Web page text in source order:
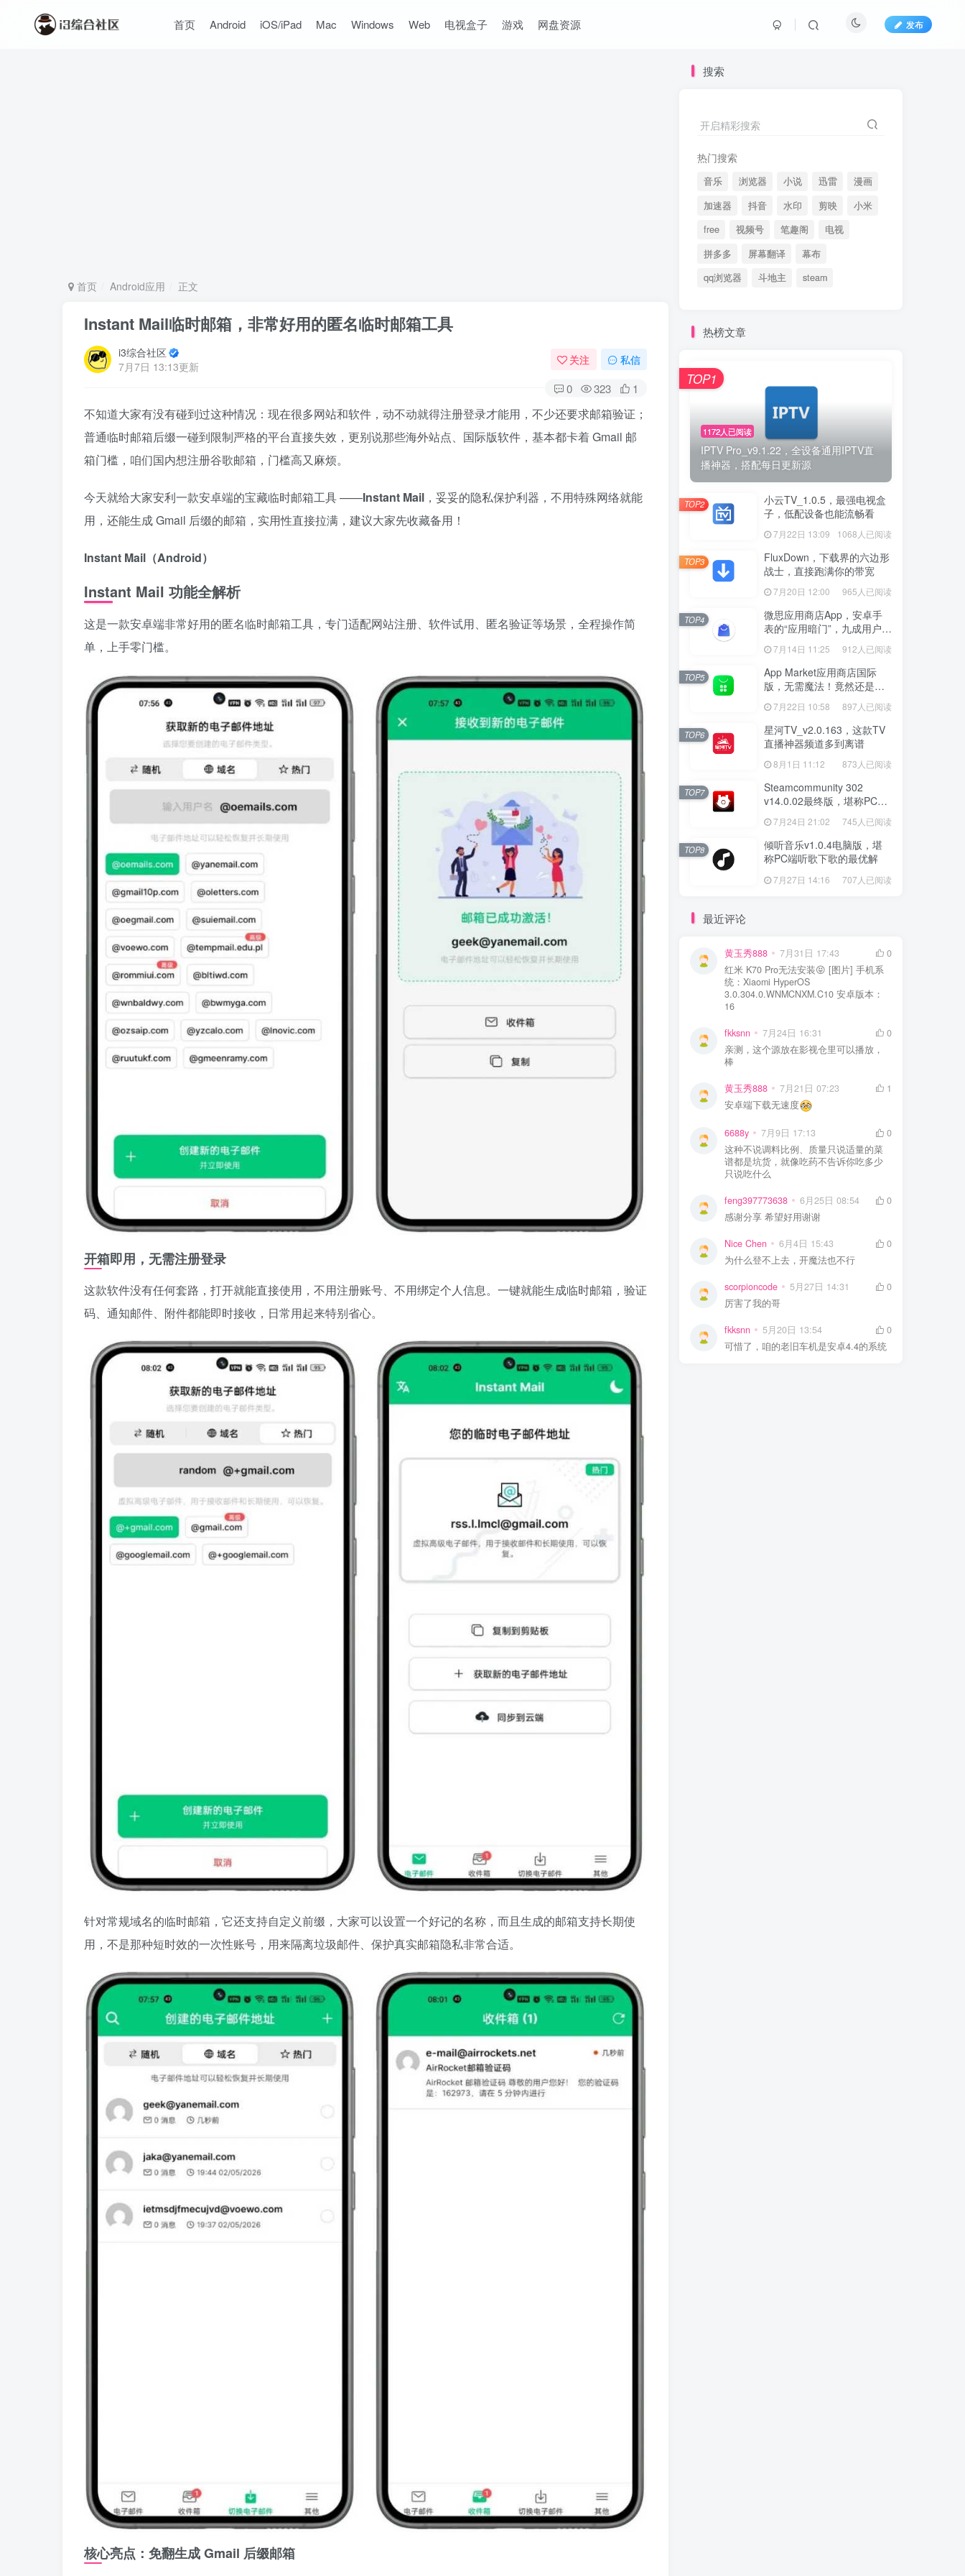
首页 Android iOS/iPad Mac Windows Web 电视盒子 游戏 网盘资源 发布
首页 Android应用 正文
Instant Mail临时邮箱，非常好用的匿名临时邮箱工具
i3综合社区
7月7日 13:13更新
关注 私信
0 323 1
不知道大家有没有碰到过这种情况：现在很多网站和软件，动不动就得注册登录才能用，不少还要求邮箱验证；
普通临时邮箱后缀一碰到限制严格的平台直接失效，更别说那些海外站点、国际版软件，基本都卡着 Gmail 邮
箱门槛，咱们国内想注册谷歌邮箱，门槛高又麻烦。
今天就给大家安利一款安卓端的宝藏临时邮箱工具 ——Instant Mail ，妥妥的隐私保护利器，不用特殊网络就能
用，还能生成 Gmail 后缀的邮箱，实用性直接拉满，建议大家先收藏备用！
Instant Mail（Android）
Instant Mail 功能全解析
这是一款安卓端非常好用的匿名临时邮箱工具，专门适配网站注册、软件试用、匿名验证等场景，全程操作简
单，上手零门槛。
开箱即用，无需注册登录
这款软件没有任何套路，打开就能直接使用，不用注册账号、不用绑定个人信息。一键就能生成临时邮箱，验证
码、通知邮件、附件都能即时接收，日常用起来特别省心。
针对常规域名的临时邮箱，它还支持自定义前缀，大家可以设置一个好记的名称，而且生成的邮箱支持长期使
用，不是那种短时效的一次性账号，用来隔离垃圾邮件、保护真实邮箱隐私非常合适。
核心亮点：免翻生成 Gmail 后缀邮箱
搜索
开启精彩搜索
热门搜索
音乐 浏览器 小说 迅雷
漫画
加速器
抖音 水印 剪映
小米
free
视频号 笔趣阁
电视
拼多多
屏幕翻译
幕布
qq浏览器
斗地主 steam
热榜文章
1172人已阅读
IPTV Pro_v9.1.22，全设备通用IPTV直
播神器，搭配每日更新源
TOP1
小云TV_1.0.5，最强电视盒
子，低配设备也能流畅看
7月22日 13:09 1068人已阅读
TOP2
FluxDown，下载界的六边形
战士，直接跑满你的带宽
7月20日 12:00 965人已阅读
TOP3
微思应用商店App，安卓手
表的“应用暗门”，九成用户还
没发现
7月14日 11:25 912人已阅读
TOP4
App Market应用商店国际
版，无需魔法！竟然还是大
厂出品？
7月22日 10:58 897人已阅读
TOP5
星河TV_v2.0.163，这款TV
直播神器频道多到离谱
8月1日 11:12 873人已阅读
TOP6
Steamcommunity 302
v14.0.02最终版，堪称PC玩
家必备的网络工具箱
7月24日 21:02 745人已阅读
TOP7
倾听音乐v1.0.4电脑版，堪
称PC端听歌下歌的最优解
7月27日 14:16 707人已阅读
TOP8
最近评论
黄玉秀888 7月31日 17:43
0
红米 K70 Pro无法安装😝 [图片] 手机系
统：Xiaomi HyperOS
3.0.304.0.WNMCNXM.C10 安卓版本：
16
fkksnn 7月24日 16:31
0
亲测，这个源放在影视仓里可以播放，
棒
黄玉秀888 7月21日 07:23
1
安卓端下载无速度
6688y 7月9日 17:13
0
这种不说调料比例、质量只说适量的菜
谱都是坑货，就像吃药不告诉你吃多少
只说吃什么
feng397773638 6月25日 08:54
0
感谢分享 希望好用谢谢
Nice Chen 6月4日 15:43
0
为什么登不上去，开魔法也不行
scorpioncode 5月27日 14:31
0
厉害了我的哥
fkksnn 5月20日 13:54
0
可惜了，咱的老旧车机是安卓4.4的系统